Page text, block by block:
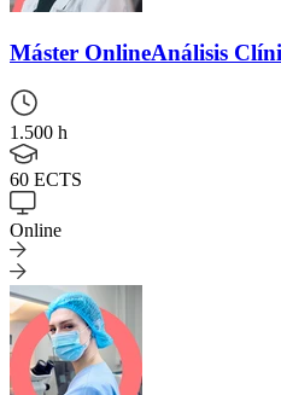
Máster OnlineAnálisis
1.500 h
60 ECTS
Online